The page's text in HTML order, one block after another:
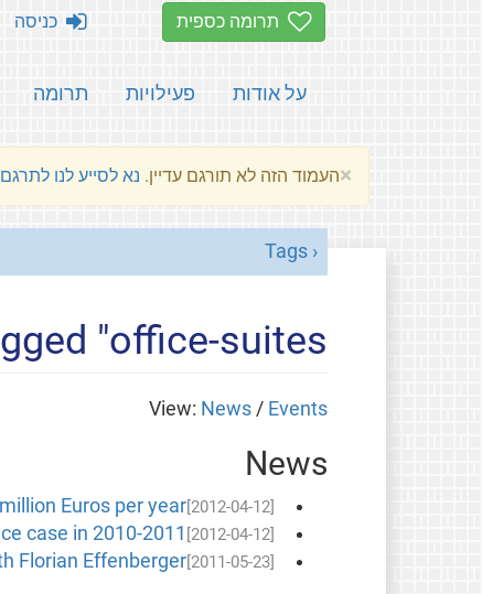
תרומה כספית
על אודות פעילויות תרומה
כניסה
×העמוד הזה לא תורגם עדיין. נא לסייע לנו לתרגם
Tags
"office-suites"
View: News / Events
News
[2012-04-12]
Euros per year?
[2012-04-12]
case in 2010-2011
[2011-05-23]
Florian Effenberger